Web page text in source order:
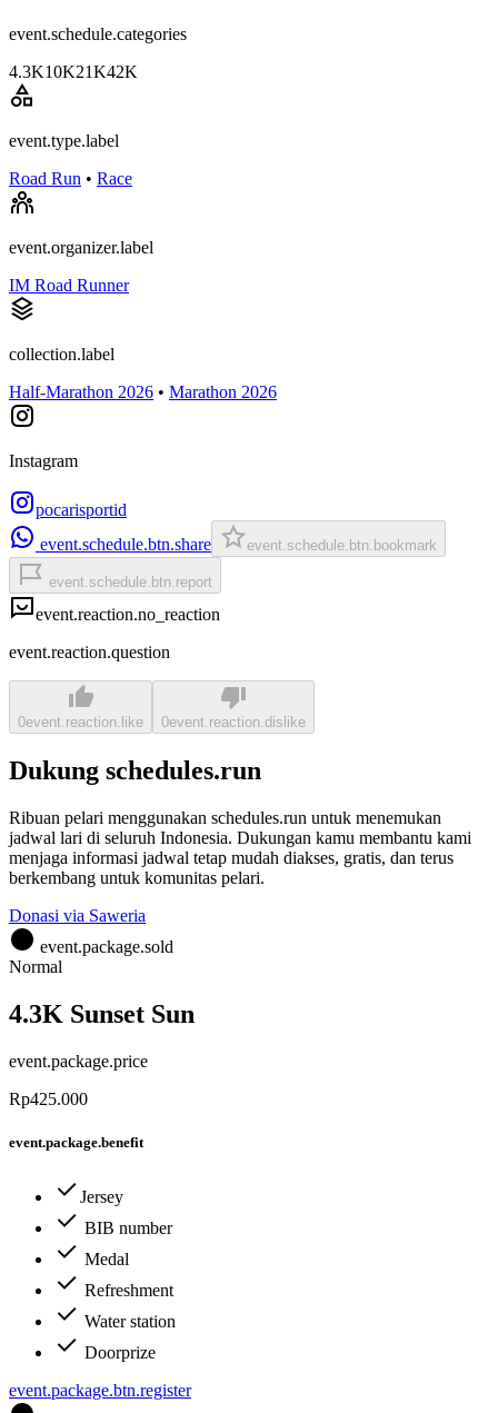
event.schedule.categories
4.3K10K21K42K
event.type.label
Road Run • Race
event.organizer.label
IM Road Runner
collection.label
Half-Marathon 2026 • Marathon 2026
Instagram
pocarisportid
event.schedule.btn.share
event.schedule.btn.bookmark
event.schedule.btn.report
event.reaction.no_reaction
event.reaction.question
0event.reaction.like 0event.reaction.dislike
Dukung schedules.run
Ribuan pelari menggunakan schedules.run untuk menemukan
jadwal lari di seluruh Indonesia. Dukungan kamu membantu kami
menjaga informasi jadwal tetap mudah diakses, gratis, dan terus
berkembang untuk komunitas pelari.
Donasi via Saweria
event.package.sold
Normal
4.3K Sunset Sun
event.package.price
Rp425.000
event.package.benefit
Jersey
BIB number
Medal
Refreshment
Water station
Doorprize
event.package.btn.register